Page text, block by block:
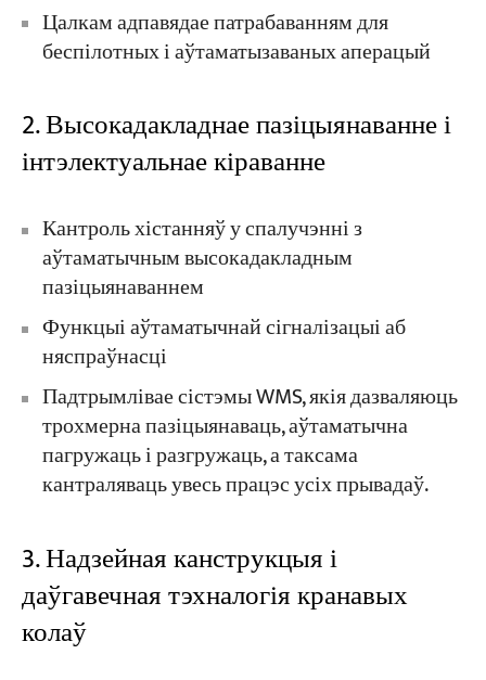
Цалкам адпавядае патрабаванням для
беспілотных і аўтаматызаваных аперацый
2. Высокадакладнае пазіцыянаванне і
інтэлектуальнае кіраванне
Кантроль хістанняў у спалучэнні з
аўтаматычным высокадакладным
пазіцыянаваннем
Функцыі аўтаматычнай сігналізацыі аб
няспраўнасці
Падтрымлівае сістэмы WMS, якія дазваляюць
трохмерна пазіцыянаваць, аўтаматычна
пагружаць і разгружаць, а таксама
кантраляваць увесь працэс усіх прывадаў.
3. Надзейная канструкцыя і
даўгавечная тэхналогія кранавых
колаў